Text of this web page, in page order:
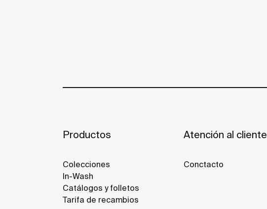
Productos
Colecciones
In-Wash
Catálogos y folletos
Tarifa de recambios
Atención al cliente
Conctacto